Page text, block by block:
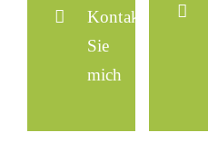
Kontaktieren
Sie
mich